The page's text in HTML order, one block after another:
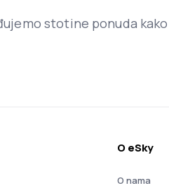
stotine ponuda
O eSky
O nama